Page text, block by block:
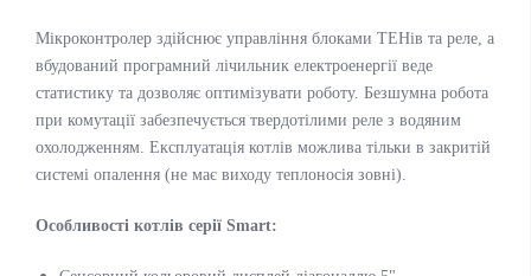
Мікроконтролер здійснює управління блоками ТЕНів та реле, а
вбудований програмний лічильник електроенергії веде
статистику та дозволяє оптимізувати роботу. Безшумна робота
при комутації забезпечується твердотілими реле з водяним
охолодженням. Експлуатація котлів можлива тільки в закритій
системі опалення (не має виходу теплоносія зовні).
Особливості котлів серії Smart: